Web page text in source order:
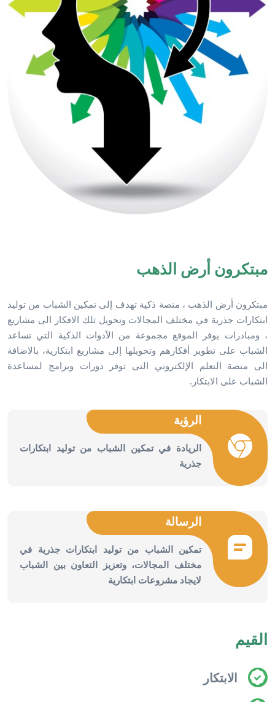
مبتكرون أرض الذهب
مبتكرون أرض الذهب ، منصة ذكية تهدف إلى تمكين الشباب من توليد
ابتكارات جذرية في مختلف المجالات وتحويل تلك الافكار الى مشاريع
، ومبادرات يوفر الموقع مجموعة من الأدوات الذكية التي تساعد
الشباب على تطوير أفكارهم وتحويلها إلى مشاريع ابتكارية، بالاضافة
الى منصة التعلم الإلكتروني التى توفر دورات وبرامج لمساعدة
الشباب على الابتكار.
الرؤية
الريادة في تمكين الشباب من توليد ابتكارات
جذرية
الرسالة
تمكين الشباب من توليد ابتكارات جذرية في
مختلف المجالات، وتعزيز التعاون بين الشباب
لايجاد مشروعات ابتكارية
القيم
الابتكار